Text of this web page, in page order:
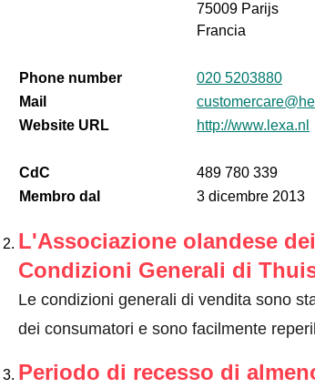
75009 Parijs
Francia
Phone number
020 5203880
Mail
Website URL
http://www.lexa.nl
CdC
489 780 339
Membro dal
3 dicembre 2013
L'Associazione olandese
Condizioni Generali di
Le condizioni generali di vendita sono
dei consumatori e sono facilmente
Periodo di recesso di